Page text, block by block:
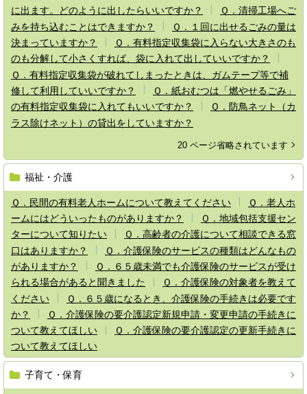
に出ます。どのように出したらいいですか？
Ｑ．清掃工場へご
みを持ち込むことはできますか？
Ｑ．１回に出せるごみの量は
決まっていますか？
Ｑ．有料指定収集袋に入らない大きさのも
のも分解して小さくすれば、袋に入れて出していいですか？
Ｑ．有料指定収集袋が破れてしまったときは、ガムテープ等で補
修して利用していいですか？
Ｑ．紙おむつは「燃やせるごみ」
の有料指定収集袋に入れてもいいですか？
Ｑ．防鳥ネット（カ
ラス除けネット）の貸出をしていますか？
20 ページ省略されています
福祉・介護
Ｑ．民間の有料老人ホームについて教えてください
Ｑ．老人ホ
ームにはどういったものがありますか？
Ｑ．地域包括支援セン
ターについて知りたい
Ｑ．高齢者の介護について相談できる窓
口はありますか？
Ｑ．介護保険のサービスの種類はどんなもの
がありますか？
Ｑ．６５歳未満でも介護保険のサービスが受け
られる場合があると聞きました
Ｑ．介護保険の対象者を教えて
ください
Ｑ．６５歳になるとき、介護保険の手続きは必要です
か？
Ｑ．介護保険の要介護認定新規申請・変更申請の手続きに
ついて教えてほしい
Ｑ．介護保険の要介護認定の更新手続きに
ついて教えてほしい
子育て・保育